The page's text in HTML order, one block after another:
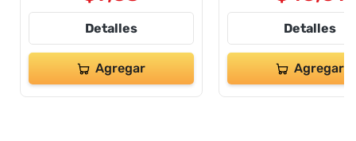
Detalles
Agregar
Detalles
Agregar